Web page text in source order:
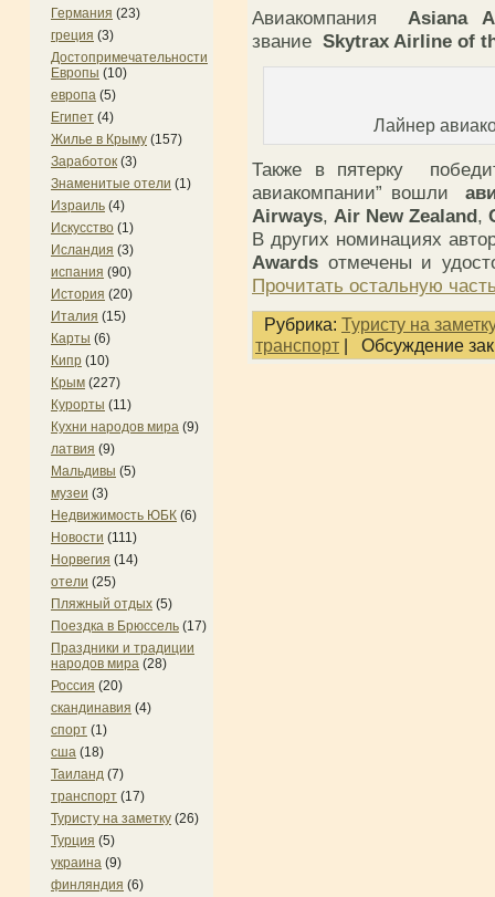
Германия (23)
греция (3)
Достопримечательности
Европы (10)
европа (5)
Египет (4)
Жилье в Крыму (157)
Заработок (3)
Знаменитые отели (1)
Израиль (4)
Искусство (1)
Исландия (3)
испания (90)
История (20)
Италия (15)
Карты (6)
Кипр (10)
Крым (227)
Курорты (11)
Кухни народов мира (9)
латвия (9)
Мальдивы (5)
музеи (3)
Недвижимость ЮБК (6)
Новости (111)
Норвегия (14)
отели (25)
Пляжный отдых (5)
Поездка в Брюссель (17)
Праздники и традиции
народов мира (28)
Россия (20)
скандинавия (4)
спорт (1)
сша (18)
Таиланд (7)
транспорт (17)
Туристу на заметку (26)
Турция (5)
украина (9)
финляндия (6)
Авиакомпания Asiana
звание Skytrax Airline of
Лайнер
Также в пятерку
авиакомпании” вошли
Airways, Air New Zealand,
В других номинациях
Awards отмечены и
Прочитать остальную
Рубрика: Туристу на заметку
транспорт | Обсуждение